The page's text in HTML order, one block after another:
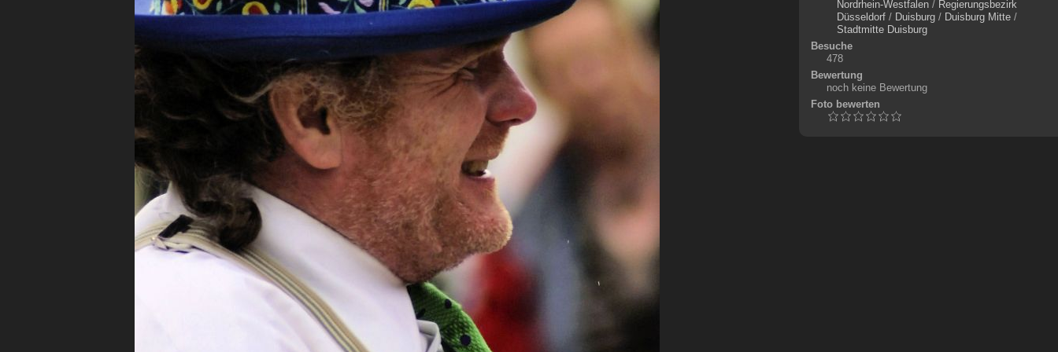
Nordrhein-Westfalen/ Regierungsbezirk
Düsseldorf/ Duisburg/ Duisburg Mitte/
Stadtmitte Duisburg
Besuche
478
Bewertung
noch keine Bewertung
Foto bewerten